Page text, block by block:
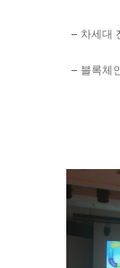
– 차세대
– 블록체